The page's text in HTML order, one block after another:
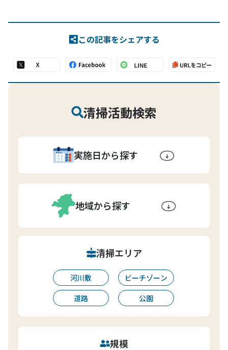
この記事をシェアする
清掃活動検索
実施日から探す
地域から探す
清掃エリア
河川敷
ビーチゾーン
道路
公園
規模